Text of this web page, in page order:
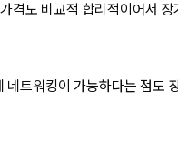
격도 비교적 합리적이어서
트워킹이 가능하다는 점도